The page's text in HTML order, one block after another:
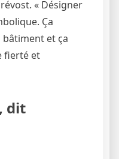
« Désigner
Ça
et ça
fierté et
dit